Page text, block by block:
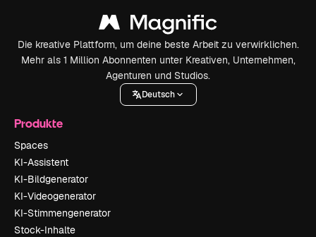
Die kreative Plattform, um deine beste Arbeit zu verwirklichen.
Mehr als 1 Million Abonnenten unter Kreativen, Unternehmen,
Agenturen und Studios.
Deutsch
Produkte
Spaces
KI-Assistent
KI-Bildgenerator
KI-Videogenerator
KI-Stimmengenerator
Stock-Inhalte